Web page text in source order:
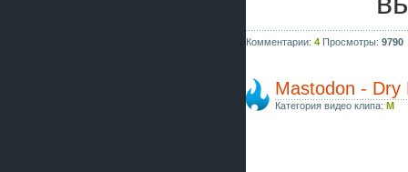
Комментарии: 4 Просмотры: 9790
Mastodon - Dry
Категория видео клипа: M